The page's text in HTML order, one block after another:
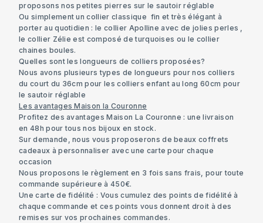
proposons nos petites pierres sur le sautoir réglable
Ou simplement un collier classique fin et très élégant à
porter au quotidien : le collier Apolline avec de jolies perles ,
le collier Zélie est composé de turquoises ou le collier
chaines boules.
Quelles sont les longueurs de colliers proposées?
Nous avons plusieurs types de longueurs pour nos colliers
du court du 36cm pour les colliers enfant au long 60cm pour
le sautoir réglable
Les avantages Maison la Couronne
Profitez des avantages Maison La Couronne : une livraison
en 48h pour tous nos bijoux en stock.
Sur demande, nous vous proposerons de beaux coffrets
cadeaux à personnaliser avec une carte pour chaque
occasion
Nous proposons le règlement en 3 fois sans frais, pour toute
commande supérieure à 450€.
Une carte de fidélité : Vous cumulez des points de fidélité à
chaque commande et ces points vous donnent droit à des
remises sur vos prochaines commandes.